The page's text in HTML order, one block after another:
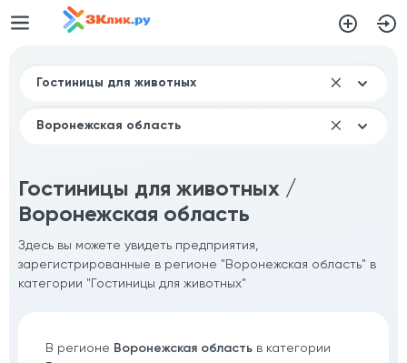
Гостиницы для животных /
Воронежская область
Здесь вы можете увидеть предприятия,
зарегистрированные в регионе "Воронежская область" в
категории "Гостиницы для животных"
В регионе Воронежская область в категории